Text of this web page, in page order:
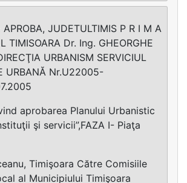
APROBA, JUDETULTIMIS P R I M A
TIMISOARA Dr. Ing. GHEORGHE
URBANISM SERVICIUL
URBANĂ Nr.U22005-
aprobarea Planului Urbanistic
şi servicii”,FAZA I- Piaţa
Timişoara Către Comisiile
al Municipiului Timişoara